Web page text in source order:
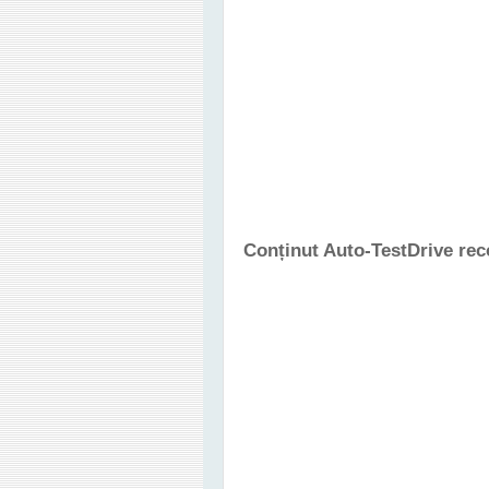
Conținut Auto-TestDrive